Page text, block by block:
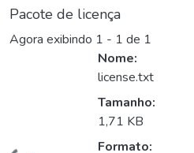
Pacote de licença
Agora exibindo 1 - 1 de 1
Nome:
license.txt
Tamanho:
1,71 KB
Formato: